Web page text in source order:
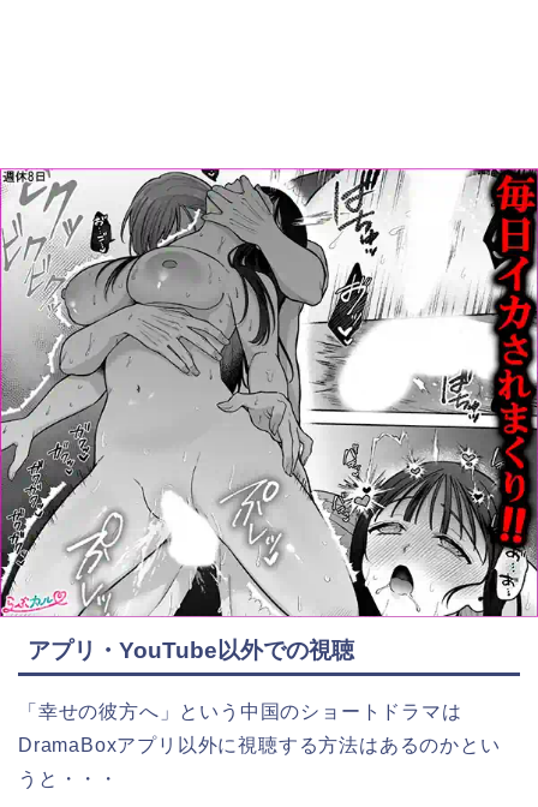
アプリ・YouTube以外での視聴
「幸せの彼方へ」という中国のショートドラマは
DramaBoxアプリ以外に視聴する方法はあるのかとい
うと・・・